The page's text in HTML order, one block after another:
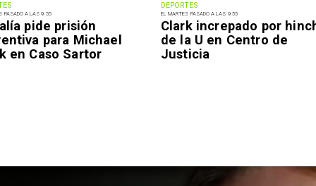
PASADO A LAS 9:55
pide prisión
para Michael
en Caso Sartor
DEPORTES
EL MARTES PASADO A LAS 9:55
Clark increpado por
de la U en Centro de
Justicia